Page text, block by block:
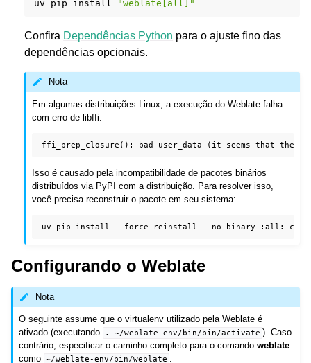
uv pip install "weblate[all]"
Confira Dependências Python para o ajuste fino das
dependências opcionais.
Nota
Em algumas distribuições Linux, a execução do Weblate falha
com erro de libffi:
Isso é causado pela incompatibilidade de pacotes binários
distribuídos via PyPI com a distribuição. Para resolver isso,
você precisa reconstruir o pacote em seu sistema:
uv pip install --force-reinstall --no-binary :all:
Configurando o Weblate
Nota
O seguinte assume que o virtualenv utilizado pela Weblate é
ativado (executando
. ~/weblate-env/bin/bin/activate ). Caso
contrário, especificar o caminho completo para o comandoweblate
como
~/weblate-env/bin/weblate .